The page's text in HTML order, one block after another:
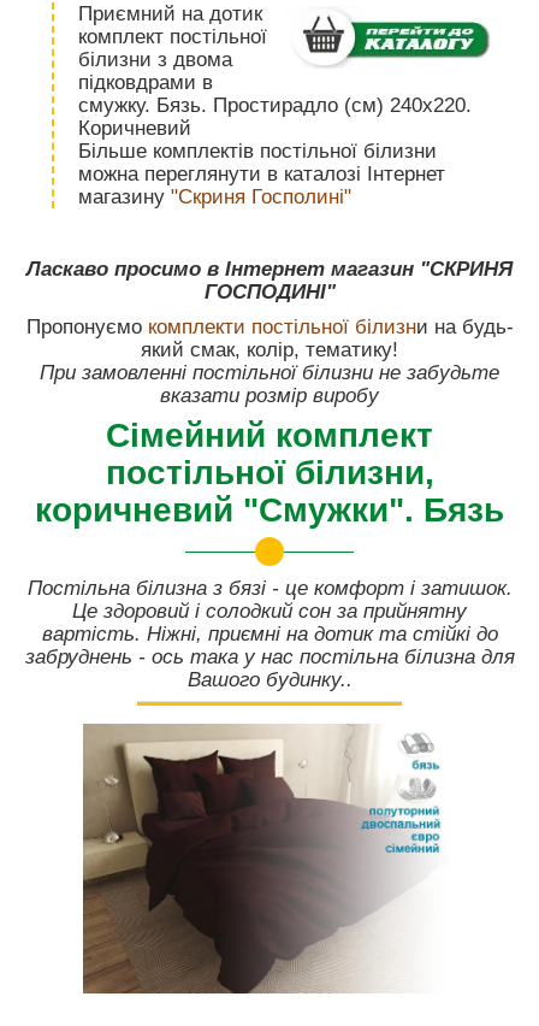
Приємний на дотик
комплект постільної
білизни з двома
підковдрами в
смужку. Бязь. Простирадло (см) 240х220.
Коричневий
Більше комплектів постільної білизни
можна переглянути в каталозі Інтернет
магазину "Скриня Госполині"
Ласкаво просимо в Інтернет магазин "СКРИНЯ
ГОСПОДИНІ"
Пропонуємо комплекти постільної білизни на будь-
який смак, колір, тематику!
При замовленні постільної білизни не забудьте
вказати розмір виробу
Сімейний комплект
постільної білизни,
коричневий "Смужки". Бязь
Постільна білизна з бязі - це комфорт і затишок.
Це здоровий і солодкий сон за прийнятну
вартість. Ніжні, приємні на дотик та стійкі до
забруднень - ось така у нас постільна білизна для
Вашого будинку..